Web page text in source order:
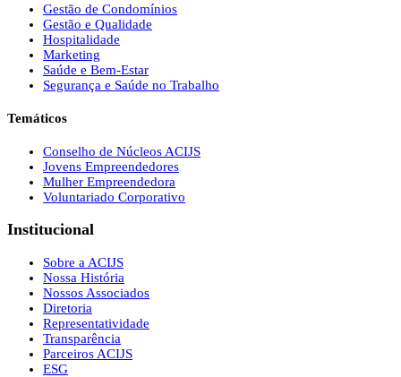
Gestão de Condomínios
Gestão e Qualidade
Hospitalidade
Marketing
Saúde e Bem-Estar
Segurança e Saúde no Trabalho
Temáticos
Conselho de Núcleos ACIJS
Jovens Empreendedores
Mulher Empreendedora
Voluntariado Corporativo
Institucional
Sobre a ACIJS
Nossa História
Nossos Associados
Diretoria
Representatividade
Transparência
Parceiros ACIJS
ESG